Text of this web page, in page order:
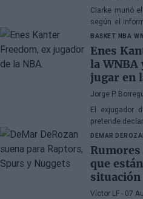
Clarke murió
según el
muerte fueron
BASKET NBA
Enes
la WNBA
jugar en
Jorge P.
El exjugador
pretende
de 2027
DEMAR
que
situación
Víctor LF - 07